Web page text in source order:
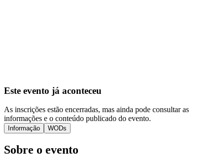
Este evento já aconteceu
As inscrições estão encerradas, mas ainda pode consultar as
informações e o conteúdo publicado do evento.
Informação WODs
Sobre o evento